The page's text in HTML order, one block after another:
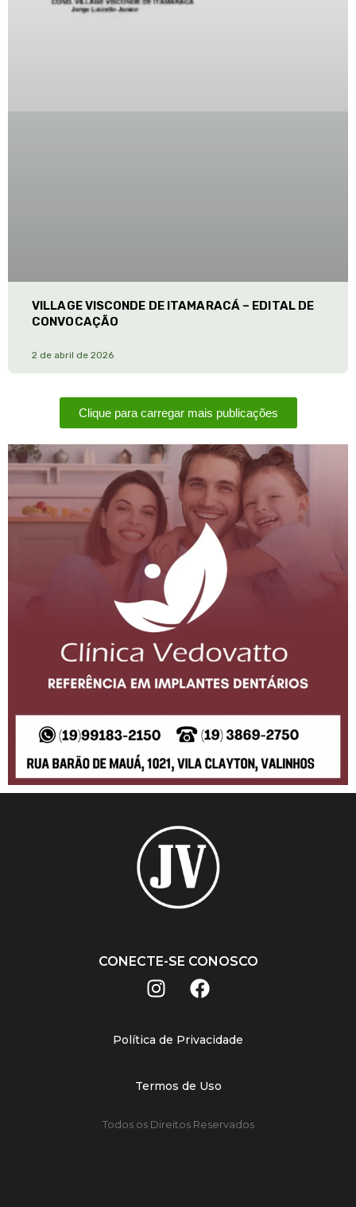
VILLAGE VISCONDE DE ITAMARACÁ – EDITAL DE
CONVOCAÇÃO
2 de abril de 2026
Clique para carregar mais publicações
CONECTE-SE CONOSCO
Política de Privacidade
Termos de Uso
Todos os Direitos Reservados